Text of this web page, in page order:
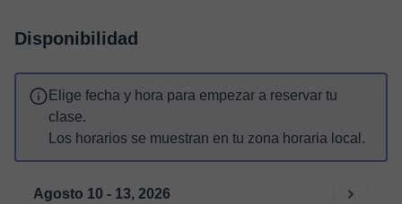
Disponibilidad
Elige fecha y hora para empezar a reservar tu
clase.
Los horarios se muestran en tu zona horaria local.
Agosto 10 - 13, 2026